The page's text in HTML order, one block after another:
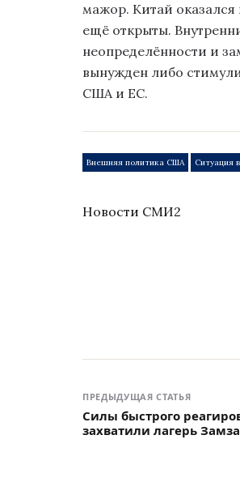
мажор. Китай
ещё открыты.
неопределённости и
вынужден либо
США и ЕС.
Внешняя политика США Ситуация
Новости СМИ2
ПРЕДЫДУЩАЯ СТАТЬЯ
Силы быстрого
захватили лагерь